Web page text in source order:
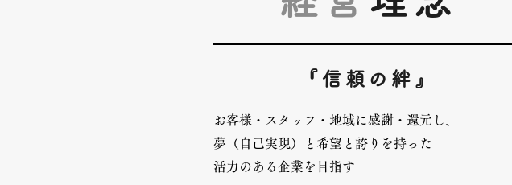
『信頼の絆』
お客様・スタッフ・地域に感謝・還元し、
夢（自己実現）と希望と誇りを持った
活力のある企業を目指す